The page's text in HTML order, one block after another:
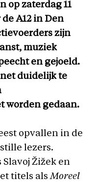
op zaterdag 11
A12 in Den
zijn
muziek
en gejoeld.
duidelijk te
worden gedaan.
opvallen in de
lezers.
Slavoj Žižek en
titels alsMoreel